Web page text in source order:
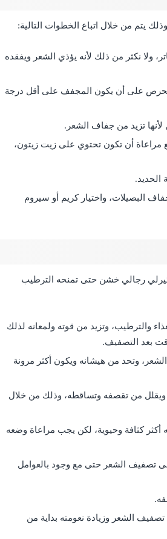
يتم من خلال اتباع الخطوات التالية:
ولا نكثر من ذلك لأنه يؤذي الشعر ويفقده
على أن يكون المجفف على أقل درجة
تزيد من جفاف الشعر.
أن تكون تحتوي على زيت زيتون،
الحديد.
البصيلات، واختيار كريم أو سيروم
كيرلي رجالي خشن حتى تمنحه الترطيب
والترطيب، وتزيد من قوته ولمعانه لذلك
بعد التصفيف.
وتحد من هيشانه ويكون أكثر مرونة
من تقصفه وتساقطه، وذلك من خلال
أكثر كثافة وحيوية، لكن يجب مراعاة وضعه
تصفيف الشعر حتى مع وجود بالعوامل
الشعر وزيادة نعومته بداية من